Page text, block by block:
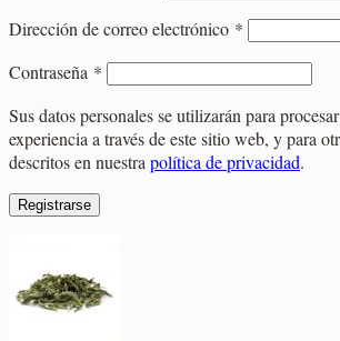
Dirección de correo electrónico * Obligatorio
Contraseña * Obligatorio
Sus datos personales se utilizarán para
experiencia a través de este sitio web, y para
descritos en nuestrapolítica de privacidad.
Registrarse